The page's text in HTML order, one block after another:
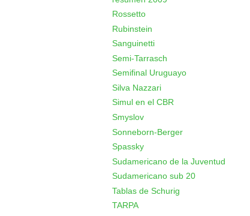
Rossetto
Rubinstein
Sanguinetti
Semi-Tarrasch
Semifinal Uruguayo
Silva Nazzari
Simul en el CBR
Smyslov
Sonneborn-Berger
Spassky
Sudamericano de la Juventud
Sudamericano sub 20
Tablas de Schurig
TARPA